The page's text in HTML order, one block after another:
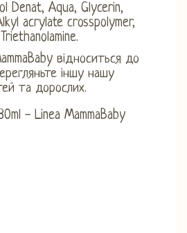
Denat, Aqua, Glycerin,
acrylate crosspolymer,
відноситься до
іншу нашу
та дорослих.